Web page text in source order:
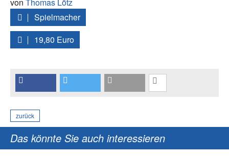
Spielmacher
19,80 Euro
zurück
Das könnte Sie auch interessieren